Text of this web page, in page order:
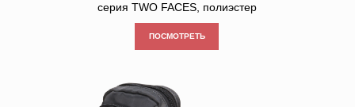
серия TWO FACES, полиэстер
ПОСМОТРЕТЬ